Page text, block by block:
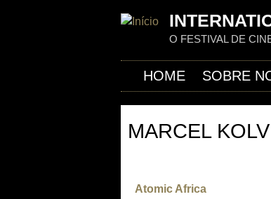
O FESTIVAL DE
MARCEL
Atomic Africa
HOME SOBRE